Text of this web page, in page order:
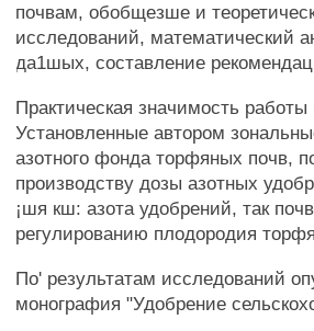
почвам, обобщезше и
исследований, математический
да1шых, составление
Практическая значимость
Установленные автором
азотного фонда торфяных почв,
производству дозы азотных
¡шя кш: азота удобрений, так
регулированию плодородия
По' результатам исследований
монография "Удобрение